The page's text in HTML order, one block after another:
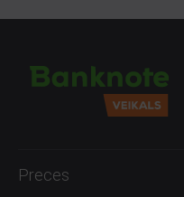
Preces